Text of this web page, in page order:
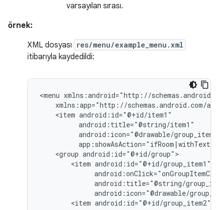
varsayılan sırası.
örnek:
XML dosyası
res/menu/example_menu.xml
itibarıyla kaydedildi:
<menu
<item
<group
<item
android:icon="@drawable/
<item